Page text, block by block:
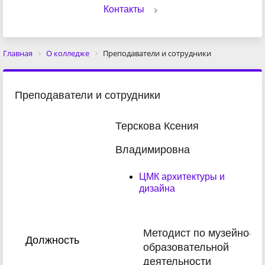
Контакты
Главная О колледже Преподаватели и сотрудники
Преподаватели и сотрудники
Терскова Ксения
Владимировна
ЦМК архитектуры и
дизайна
Должность
Методист по музейно-
образовательной
деятельности